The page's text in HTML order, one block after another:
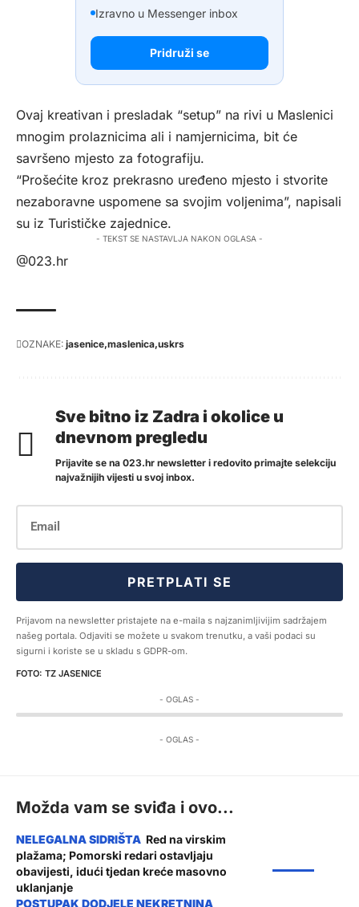
TZ JASENICE
Izravno u Messenger inbox
Pridruži se
Ovaj kreativan i presladak “setup” na rivi u Maslenici
mnogim prolaznicima ali i namjernicima, bit će
savršeno mjesto za fotografiju.
“Prošećite kroz prekrasno uređeno mjesto i stvorite
nezaboravne uspomene sa svojim voljenima”, napisali
su iz Turističke zajednice.
- TEKST SE NASTAVLJA NAKON OGLASA -
@023.hr
OZNAKE: jasenice maslenica uskrs
Sve bitno iz Zadra i okolice u
dnevnom pregledu
Prijavite se na 023.hr newsletter i redovito primajte selekciju
najvažnijih vijesti u svoj inbox.
PRETPLATI SE
Prijavom na newsletter pristajete na e-maila s najzanimljivijim sadržajem
našeg portala. Odjaviti se možete u svakom trenutku, a vaši podaci su
sigurni i koriste se u skladu s GDPR-om.
- OGLAS -
- OGLAS -
Možda vam se sviđa i ovo...
Red na virskim
plažama; Pomorski redari ostavljaju
obavijesti, idući tjedan kreće masovno
uklanjanje